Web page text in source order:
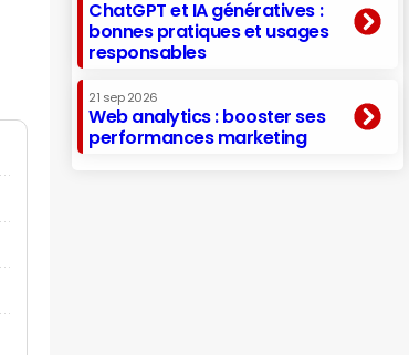
ChatGPT et IA génératives :
bonnes pratiques et usages
responsables
21 sep 2026
Web analytics : booster ses
performances marketing